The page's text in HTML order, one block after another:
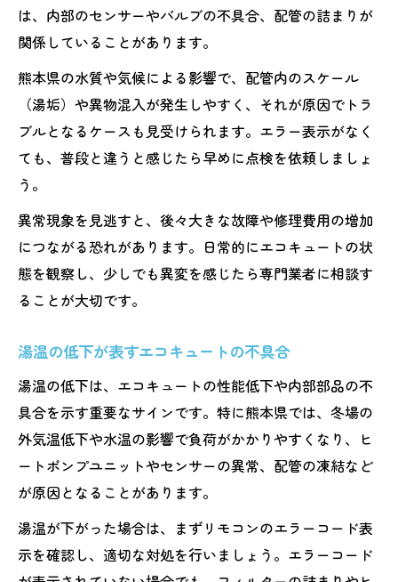
は、内部のセンサーやバルブの不具合、配管の詰まりが
関係していることがあります。
熊本県の水質や気候による影響で、配管内のスケール
（湯垢）や異物混入が発生しやすく、それが原因でトラ
ブルとなるケースも見受けられます。エラー表示がなく
ても、普段と違うと感じたら早めに点検を依頼しましょ
う。
異常現象を見逃すと、後々大きな故障や修理費用の増加
につながる恐れがあります。日常的にエコキュートの状
態を観察し、少しでも異変を感じたら専門業者に相談す
ることが大切です。
湯温の低下が表すエコキュートの不具合
湯温の低下は、エコキュートの性能低下や内部部品の不
具合を示す重要なサインです。特に熊本県では、冬場の
外気温低下や水温の影響で負荷がかかりやすくなり、ヒ
ートポンプユニットやセンサーの異常、配管の凍結など
が原因となることがあります。
湯温が下がった場合は、まずリモコンのエラーコード表
示を確認し、適切な対処を行いましょう。エラーコード